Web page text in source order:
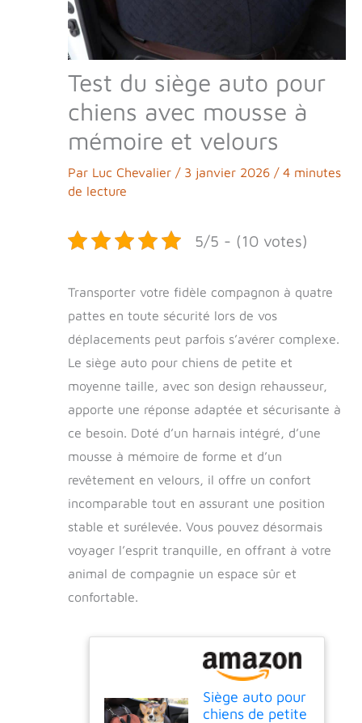
Test du siège auto pour
chiens avec mousse à
mémoire et velours
Par Luc Chevalier / 3 janvier 2026 / 4 minutes
de lecture
5/5 - (10 votes)
Transporter votre fidèle compagnon à quatre
pattes en toute sécurité lors de vos
déplacements peut parfois s’avérer complexe.
Le siège auto pour chiens de petite et
moyenne taille, avec son design rehausseur,
apporte une réponse adaptée et sécurisante à
ce besoin. Doté d’un harnais intégré, d’une
mousse à mémoire de forme et d’un
revêtement en velours, il offre un confort
incomparable tout en assurant une position
stable et surélevée. Vous pouvez désormais
voyager l’esprit tranquille, en offrant à votre
animal de compagnie un espace sûr et
confortable.
Siège auto pour
chiens de petite